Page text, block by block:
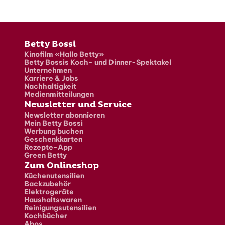
Fusszeile
Betty Bossi
Kinofilm «Hallo Betty»
Betty Bossis Koch- und Dinner-Spektakel
Unternehmen
Karriere & Jobs
Nachhaltigkeit
Medienmitteilungen
Newsletter und Service
Newsletter abonnieren
Mein Betty Bossi
Werbung buchen
Geschenkkarten
Rezepte-App
Green Betty
Zum Onlineshop
Küchenutensilien
Backzubehör
Elektrogeräte
Haushaltswaren
Reinigungsutensilien
Kochbücher